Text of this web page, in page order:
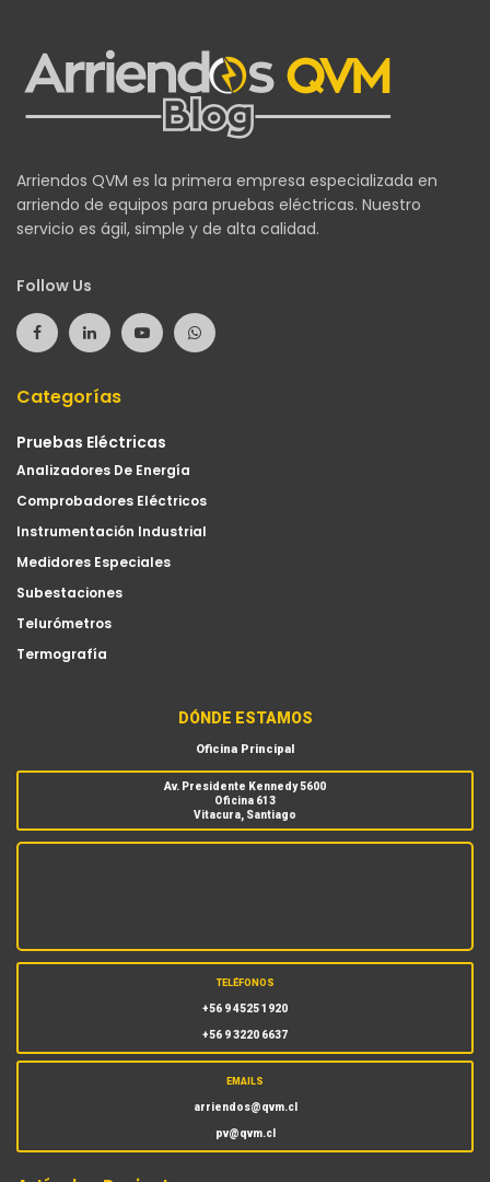
Arriendos QVM es la primera empresa especializada en
arriendo de equipos para pruebas eléctricas. Nuestro
servicio es ágil, simple y de alta calidad.
Follow Us
Categorías
Pruebas Eléctricas
Analizadores De Energía
Comprobadores Eléctricos
Instrumentación Industrial
Medidores Especiales
Subestaciones
Telurómetros
Termografía
DÓNDE ESTAMOS
Oficina Principal
Av. Presidente Kennedy 5600
Oficina 613
Vitacura, Santiago
TELÉFONOS
+56 9 4525 1920
+56 9 3220 6637
EMAILS
arriendos@qvm.cl
pv@qvm.cl